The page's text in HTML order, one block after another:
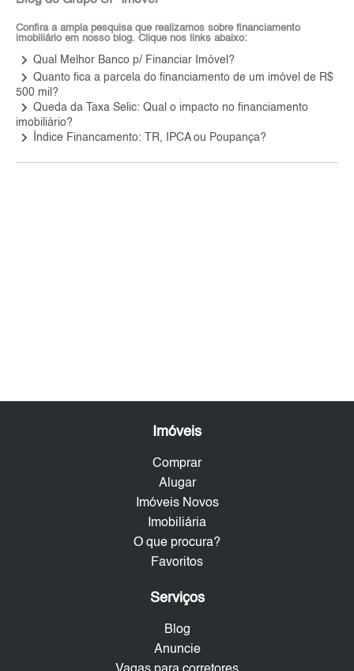
Confira a ampla pesquisa que realizamos sobre financiamento
imobiliário em nosso blog. Clique nos links abaixo:
keyboard_arrow_right Qual Melhor Banco p/ Financiar Imóvel?
keyboard_arrow_right Quanto fica a parcela do financiamento de um imóvel de R$
500 mil?
keyboard_arrow_right Queda da Taxa Selic: Qual o impacto no financiamento
imobiliário?
keyboard_arrow_right Índice Financamento: TR, IPCA ou Poupança?
Imóveis
Comprar
Alugar
Imóveis Novos
Imobiliária
O que procura?
Favoritos
Serviços
Blog
Anuncie